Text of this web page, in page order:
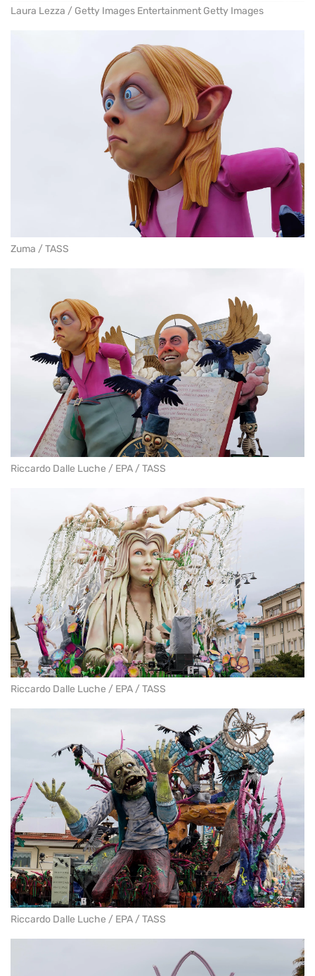
Laura Lezza / Getty Images Entertainment Getty Images
Zuma / TASS
Riccardo Dalle Luche / EPA / TASS
Riccardo Dalle Luche / EPA / TASS
Riccardo Dalle Luche / EPA / TASS